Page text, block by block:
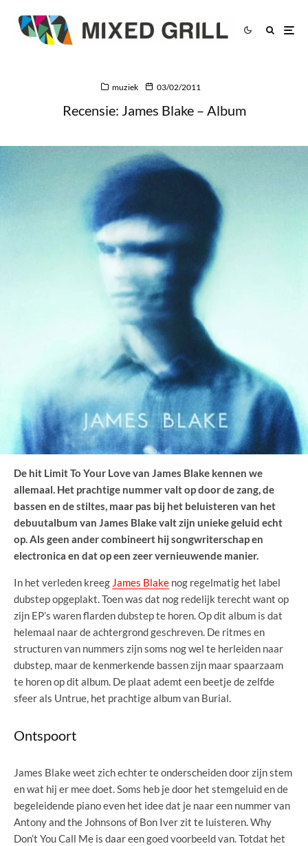
muziek 03/02/2011
Recensie: James Blake – Album
De hit Limit To Your Love van James Blake kennen we
allemaal. Het prachtige nummer valt op door de zang, de
bassen en de stiltes, maar pas bij het beluisteren van het
debuutalbum van James Blake valt zijn unieke geluid echt
op. Als geen ander combineert hij songwriterschap en
electronica en dat op een zeer vernieuwende manier.
In het verleden kreeg James Blake nog regelmatig het label
dubstep opgeplakt. Toen was dat nog redelijk terecht want op
zijn EP’s waren flarden dubstep te horen. Op dit album is dat
helemaal naar de achtergrond geschreven. De ritmes en
structuren van nummers zijn soms nog wel te herleiden naar
dubstep, maar de kenmerkende bassen zijn maar spaarzaam
te horen op dit album. De plaat ademt een beetje de zelfde
sfeer als Untrue, het prachtige album van Burial.
Ontspoort
James Blake weet zich echter te onderscheiden door zijn stem
en wat hij er mee doet. Soms heb je door het stemgeluid en de
begeleidende piano even het idee dat je naar een nummer van
Antony and the Johnsons of Bon Iver zit te luisteren. Why
Don’t You Call Me is daar een goed voorbeeld van. Totdat het